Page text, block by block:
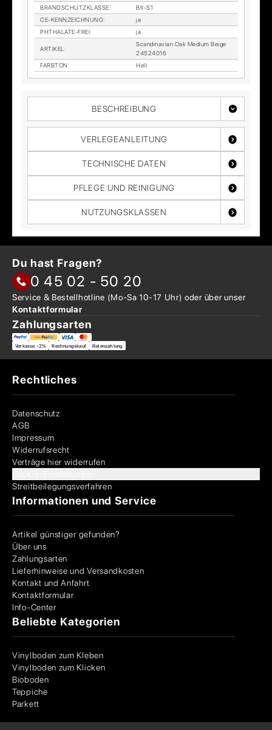
BRAND­SCHUTZ­KLAS­SE:
Bfl-S1
CE-KENN­ZEICH­NUNG:
ja
PHTHA­LA­TE-FREI: ja
AR­TI­KEL :
Scan­di­na­vi­an Oak Me­di­um Beige
24524016
FARB­TON: Hell
BESCHREIBUNG
VERLEGEANLEITUNG
TECHNISCHE DATEN
PFLEGE UND REINIGUNG
NUTZUNGSKLASSEN
Du hast Fragen?
0 45 02 - 50 20
Service & Bestellhotline (Mo-Sa 10-17 Uhr) oder überunser
Kontaktformular
Zahlungsarten
Vorkasse -2% Rechnungskauf Ratenzahlung
Rechtliches
Datenschutz
AGB
Impressum
Widerrufsrecht
Verträge hier widerrufen
Streitbeilegungsverfahren
Informationen und Service
Artikel günstiger gefunden?
Über uns
Zahlungsarten
Lieferhinweise und Versandkosten
Kontakt und Anfahrt
Kontaktformular
Info-Center
Beliebte Kategorien
Vinylboden zum Kleben
Vinylboden zum Klicken
Bioboden
Teppiche
Parkett